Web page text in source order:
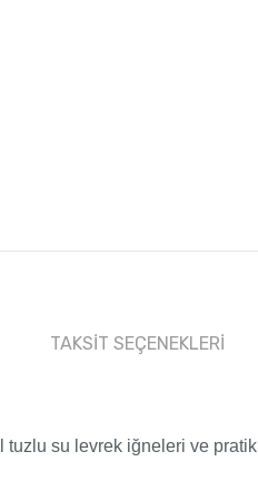
TAKSIT SEÇENEKLERI
su levrek iğneleri ve